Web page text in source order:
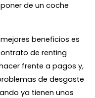
de un coche
beneficios es
de renting
frente a pagos y,
de desgaste
ya tienen unos